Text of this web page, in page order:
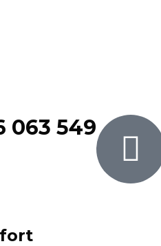
063 549